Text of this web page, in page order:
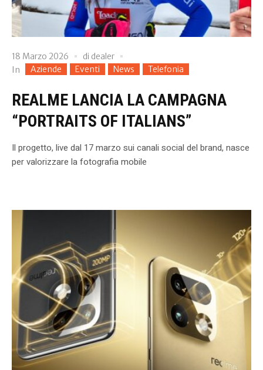
18 Marzo 2026 di dealer
In
Aziende Eventi News Telefonia
REALME LANCIA LA CAMPAGNA
“PORTRAITS OF ITALIANS”
Il progetto, live dal 17 marzo sui canali social del brand, nasce
per valorizzare la fotografia mobile